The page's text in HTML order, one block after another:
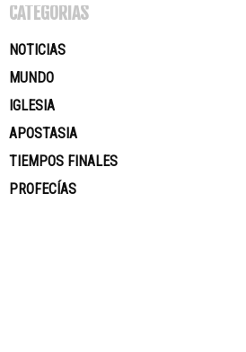
CATEGORÍAS
NOTICIAS
MUNDO
IGLESIA
APOSTASIA
TIEMPOS FINALES
PROFECÍAS